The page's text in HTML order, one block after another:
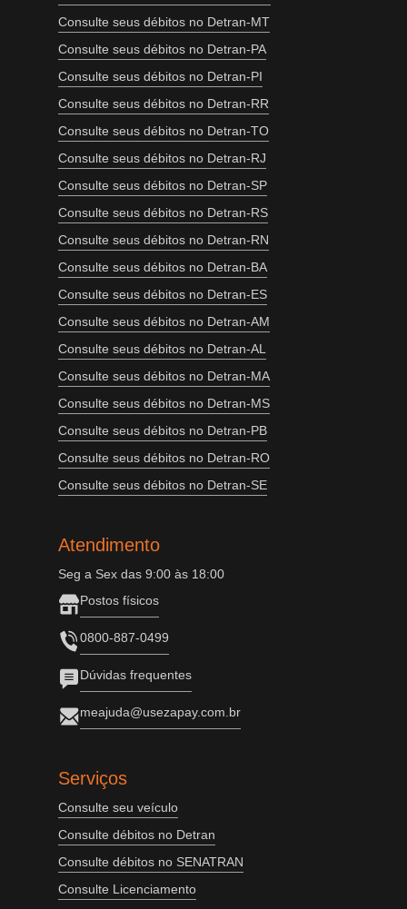
Consulte seus débitos no Detran-MT
Consulte seus débitos no Detran-PA
Consulte seus débitos no Detran-PI
Consulte seus débitos no Detran-RR
Consulte seus débitos no Detran-TO
Consulte seus débitos no Detran-RJ
Consulte seus débitos no Detran-SP
Consulte seus débitos no Detran-RS
Consulte seus débitos no Detran-RN
Consulte seus débitos no Detran-BA
Consulte seus débitos no Detran-ES
Consulte seus débitos no Detran-AM
Consulte seus débitos no Detran-AL
Consulte seus débitos no Detran-MA
Consulte seus débitos no Detran-MS
Consulte seus débitos no Detran-PB
Consulte seus débitos no Detran-RO
Consulte seus débitos no Detran-SE
Atendimento
Seg a Sex das 9:00 às 18:00
Postos físicos
0800-887-0499
Dúvidas frequentes
meajuda@usezapay.com.br
Serviços
Consulte seu veículo
Consulte débitos no Detran
Consulte débitos no SENATRAN
Consulte Licenciamento